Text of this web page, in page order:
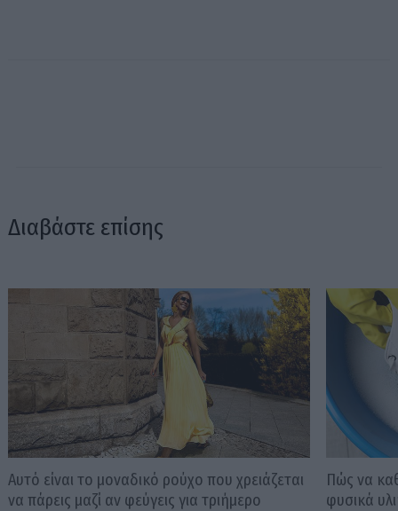
Διαβάστε επίσης
Αυτό είναι το μοναδικό ρούχο που χρειάζεται
να πάρεις μαζί αν φεύγεις για τριήμερο
Πώς να
φυσικά